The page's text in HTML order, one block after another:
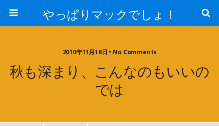
やっぱりマックでしょ！
2010年11月18日 • No Comments
秋も深まり、こんなのもいいの
では